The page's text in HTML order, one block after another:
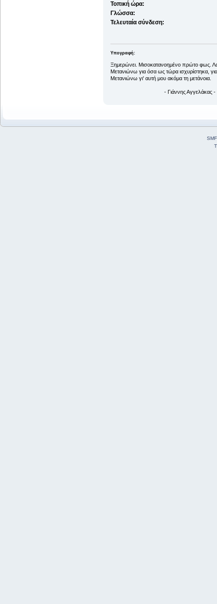
Τοπική ώρα:
Γλώσσα:
Τελευταία σύνδεση:
Υπογραφή:
Ξημερώνει. Μισοκατανοημένο πρώτο φως.
Μετανιώνω για όσα ως τώρα ισχυρίστηκα,
Μετανιώνω γι' αυτή μου ακόμα τη μετάνοια.
- Γιάννης Αγγελάκας -